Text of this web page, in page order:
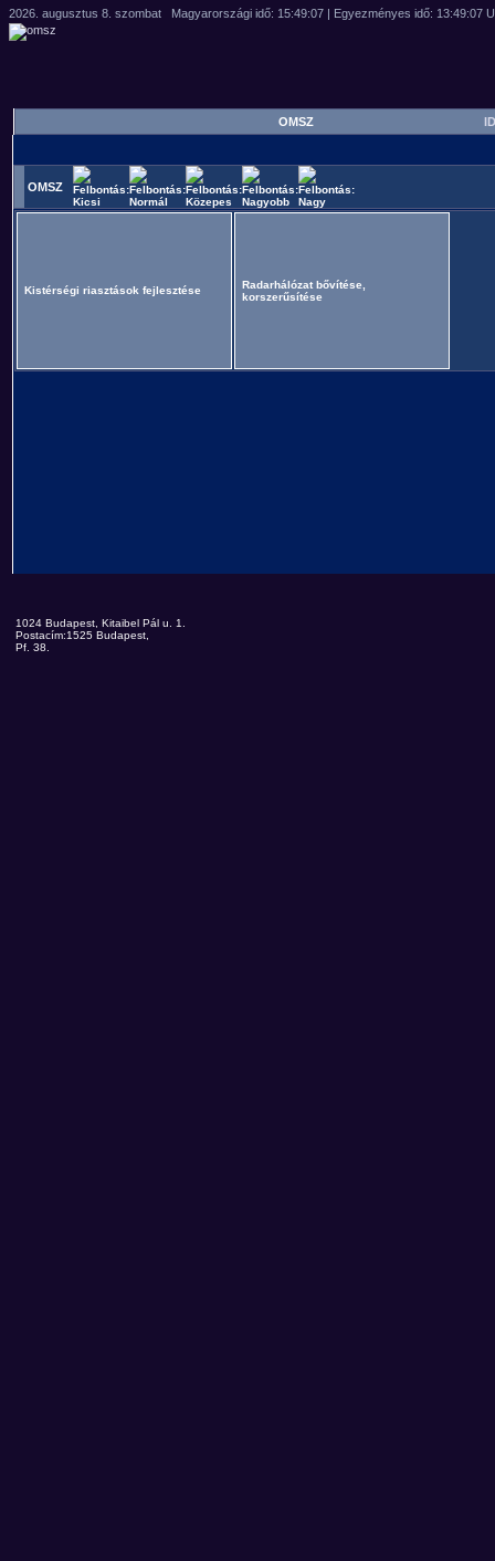
OMSZ
OMSZ
Kistérségi riasztások fejlesztése
Radarhálózat bővítése,
korszerűsítése
1024 Budapest, Kitaibel Pál u. 1.
Postacím:1525 Budapest,
Pf. 38.